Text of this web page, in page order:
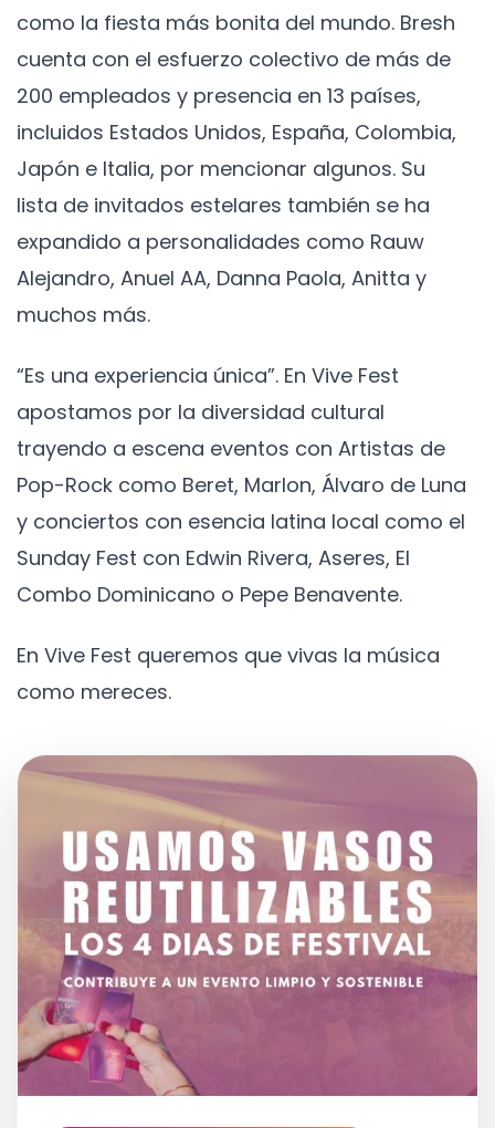
como la fiesta más bonita del mundo. Bresh
cuenta con el esfuerzo colectivo de más de
200 empleados y presencia en 13 países,
incluidos Estados Unidos, España, Colombia,
Japón e Italia, por mencionar algunos. Su
lista de invitados estelares también se ha
expandido a personalidades como Rauw
Alejandro, Anuel AA, Danna Paola, Anitta y
muchos más.
“Es una experiencia única”. En Vive Fest
apostamos por la diversidad cultural
trayendo a escena eventos con Artistas de
Pop-Rock como Beret, Marlon, Álvaro de Luna
y conciertos con esencia latina local como el
Sunday Fest con Edwin Rivera, Aseres, El
Combo Dominicano o Pepe Benavente.
En Vive Fest queremos que vivas la música
como mereces.